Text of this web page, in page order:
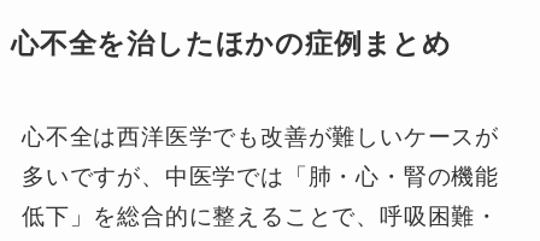
心不全を治したほかの症例まとめ
心不全は西洋医学でも改善が難しいケースが
多いですが、中医学では「肺・心・腎の機能
低下」を総合的に整えることで、呼吸困難・